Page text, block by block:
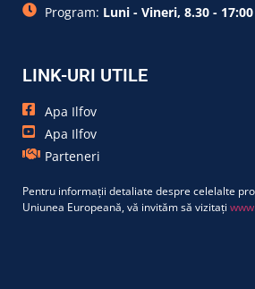
Program: Luni - Vineri, 8.30 - 17:00
LINK-URI UTILE
Apa Ilfov
Apa Ilfov
Parteneri
Pentru informații detaliate despre celelalte
Uniunea Europeană, vă invităm să vizitați